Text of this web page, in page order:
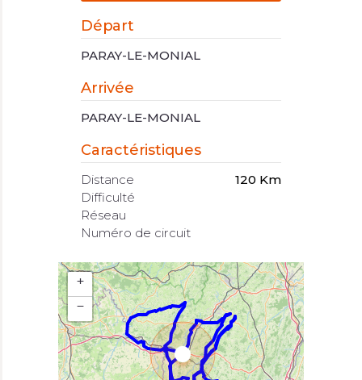
Départ
PARAY-LE-MONIAL
Arrivée
PARAY-LE-MONIAL
Caractéristiques
Distance
120 Km
Difficulté
Réseau
Numéro de circuit
+
−